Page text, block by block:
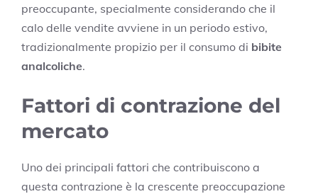
preoccupante, specialmente considerando che il
calo delle vendite avviene in un periodo estivo,
tradizionalmente propizio per il consumo di bibite
analcoliche.
Fattori di contrazione del
mercato
Uno dei principali fattori che contribuiscono a
questa contrazione è la crescente preoccupazione